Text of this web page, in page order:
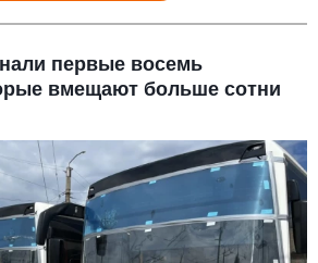
первые восемь
вмещают больше сотни